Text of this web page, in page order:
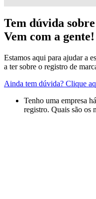
Tem dúvida
Vem com a gente!
Estamos aqui para ajudar a
a ter sobre o registro de
Ainda tem dúvida? Clique
Tenho uma empresa
registro. Quais são os